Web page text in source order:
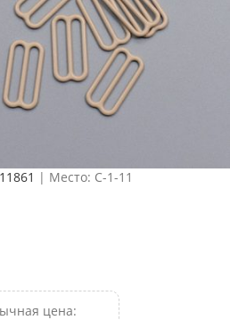
| Место: C-1-11
цена: